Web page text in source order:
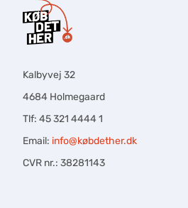
Kalbyvej 32
4684 Holmegaard
Tlf: 45 321 4444 1
Email: info@købdether.dk
CVR nr.: 38281143